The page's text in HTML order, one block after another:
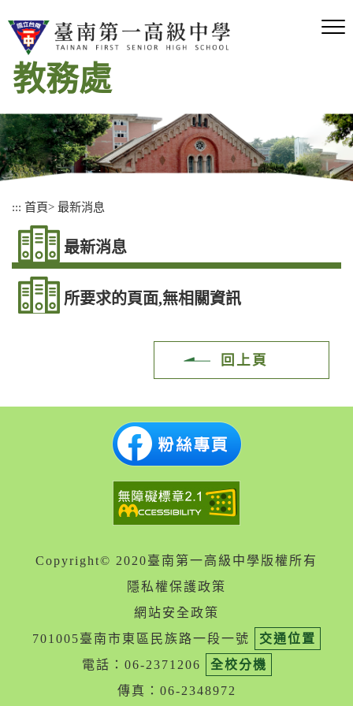
到
區
塊
教務處
::: 首頁> 最新消息
最新消息
所要求的頁面,無相關資訊
回上頁
Copyright© 2020臺南第一高級中學版權所有
隱私權保護政策
網站安全政策
701005臺南市東區民族路一段一號
交通位置
電話：06-2371206
全校分機
傳真：06-2348972